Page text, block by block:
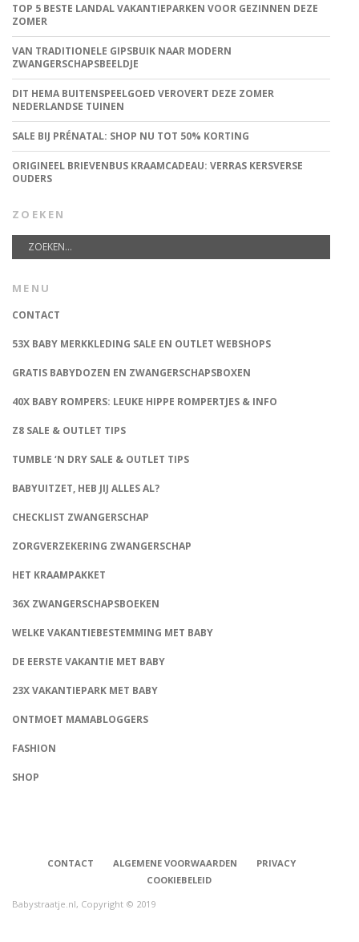
TOP 5 BESTE LANDAL VAKANTIEPARKEN VOOR GEZINNEN DEZE
ZOMER
VAN TRADITIONELE GIPSBUIK NAAR MODERN
ZWANGERSCHAPSBEELDJE
DIT HEMA BUITENSPEELGOED VEROVERT DEZE ZOMER
NEDERLANDSE TUINEN
SALE BIJ PRÉNATAL: SHOP NU TOT 50% KORTING
ORIGINEEL BRIEVENBUS KRAAMCADEAU: VERRAS KERSVERSE
OUDERS
ZOEKEN
MENU
CONTACT
53X BABY MERKKLEDING SALE EN OUTLET WEBSHOPS
GRATIS BABYDOZEN EN ZWANGERSCHAPSBOXEN
40X BABY ROMPERS: LEUKE HIPPE ROMPERTJES & INFO
Z8 SALE & OUTLET TIPS
TUMBLE ‘N DRY SALE & OUTLET TIPS
BABYUITZET, HEB JIJ ALLES AL?
CHECKLIST ZWANGERSCHAP
ZORGVERZEKERING ZWANGERSCHAP
HET KRAAMPAKKET
36X ZWANGERSCHAPSBOEKEN
WELKE VAKANTIEBESTEMMING MET BABY
DE EERSTE VAKANTIE MET BABY
23X VAKANTIEPARK MET BABY
ONTMOET MAMABLOGGERS
FASHION
SHOP
CONTACT ALGEMENE VOORWAARDEN
PRIVACY
COOKIEBELEID
Babystraatje.nl, Copyright © 2019